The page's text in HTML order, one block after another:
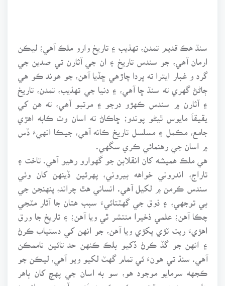
سنڌ هڪ قديم تمدن، تهذيب ۽ تاريخ وارو ملڪ آهي؛ ليڪن
ارمان آهي، جو سندس تاريخ ۽ ان جي آثارن تي صدين جي
گرد و غبار ايترا ته پردا چاڙهي ڇڏيا آهن، جو هوند ڪو هي
ڄاڻڻ گهري ته سنڌ ڇا آهي، ۽ دنيا جي تهذيب، تمدن، تاريخ
۽ آثارن ۾ سندس ڪهڙو درجو ۽ مرتبو آهي، ته هن کي
يقيقاَ مايوس ٿيڻو پوندو؛ ڇاڪاڻ ته اسان وٽ ڪابه اهڙي
جامع، مڪمل ۽ مسلسل تاريخ ڪانه آهي، جيڪا انهيءَ ڏس
۾ اسان جي رهنمائي ڪري سگهي.
هي ملڪ هميشه کان انقلابن جو گهوارو رهيو آهي. تاخت ۽
تاراج، اندروني خواهه بيروني، پهرئين ڏينهن کان وٺي
سندس ڪرمن ۾ لکيل آهي. انساني هٿ چراند، پنهنجن جي
بي توجهي، ۽ ذوق جي گهٽتائيءَ سبب هتان جا آثار مٽجي
چڪا آهن؛ علمي ذخيرا منتشر ٿي ويا آهن؛ ۽ تاريخ جا ورق
اهڙيءَ ريت ٽڙي پکڙي ويا آهن، جو انهن کي دستياب ڪرڻ
۽ انهن جو گڏ ڪرڻ ڏکيو بلڪ ڪنهن حد تائين ناممڪن
آهي. سنڌ تي هونءَ ئي تمام گهٽ لکيو ويو آهي، ليڪن جو
ڪجهه سرمايو موجود هو، سو به اسان جي پهچ کان ٻاهر
هليو ويوِ: هن وقت جيڪي ڪجهه هَڙ ۾ آهي؛ سو انهيءَ